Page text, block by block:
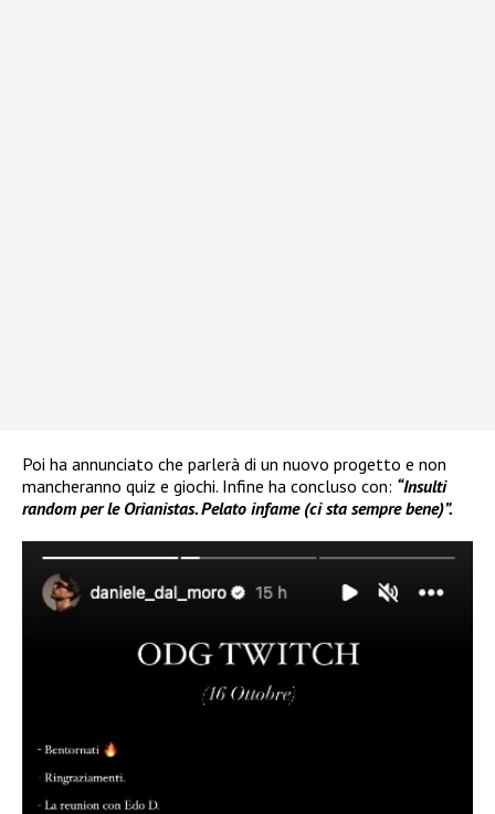
Poi ha annunciato che parlerà di un nuovo progetto e non
mancheranno quiz e giochi. Infine ha concluso con: “Insulti
random per le Orianistas. Pelato infame (ci sta sempre bene)”.